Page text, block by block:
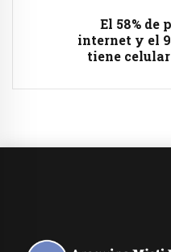
El 58% de
internet y el
tiene